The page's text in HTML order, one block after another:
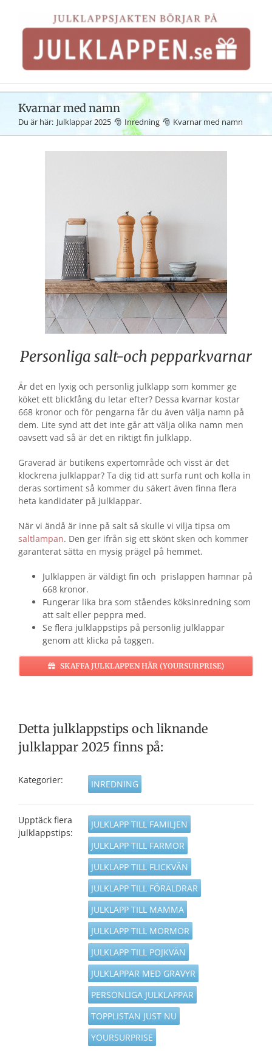
innehållet
Kvarnar med namn
Du är här: Julklappar 2025 Inredning Kvarnar med namn
Personliga salt-och pepparkvarnar
Är det en lyxig och personlig julklapp som kommer ge
köket ett blickfång du letar efter? Dessa kvarnar kostar
668 kronor och för pengarna får du även välja namn på
dem. Lite synd att det inte går att välja olika namn men
oavsett vad så är det en riktigt fin julklapp.
Graverad är butikens expertområde och visst är det
klockrena julklappar? Ta dig tid att surfa runt och kolla in
deras sortiment så kommer du säkert även finna flera
heta kandidater på julklappar.
När vi ändå är inne på salt så skulle vi vilja tipsa om
saltlampan. Den ger ifrån sig ett skönt sken och kommer
garanterat sätta en mysig prägel på hemmet.
Julklappen är väldigt fin och prislappen hamnar på
668 kronor.
Fungerar lika bra som ståendes köksinredning som
att salt eller peppra med.
Se flera julklappstips på personlig julklappar
genom att klicka på taggen.
SKAFFA JULKLAPPEN HÄR (YOURSURPRISE)
Detta julklappstips och liknande
julklappar 2025 finns på:
Kategorier: INREDNING
Upptäck flera
julklappstips:
JULKLAPP TILL FAMILJEN
JULKLAPP TILL FARMOR
JULKLAPP TILL FLICKVÄN
JULKLAPP TILL FÖRÄLDRAR
JULKLAPP TILL MAMMA
JULKLAPP TILL MORMOR
JULKLAPP TILL POJKVÄN
JULKLAPPAR MED GRAVYR
PERSONLIGA JULKLAPPAR
TOPPLISTAN JUST NU
YOURSURPRISE